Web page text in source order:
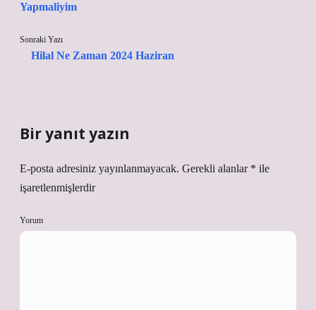
Yapmaliyim
Sonraki Yazı
Hilal Ne Zaman 2024 Haziran
Bir yanıt yazın
E-posta adresiniz yayınlanmayacak. Gerekli alanlar * ile
işaretlenmişlerdir
Yorum